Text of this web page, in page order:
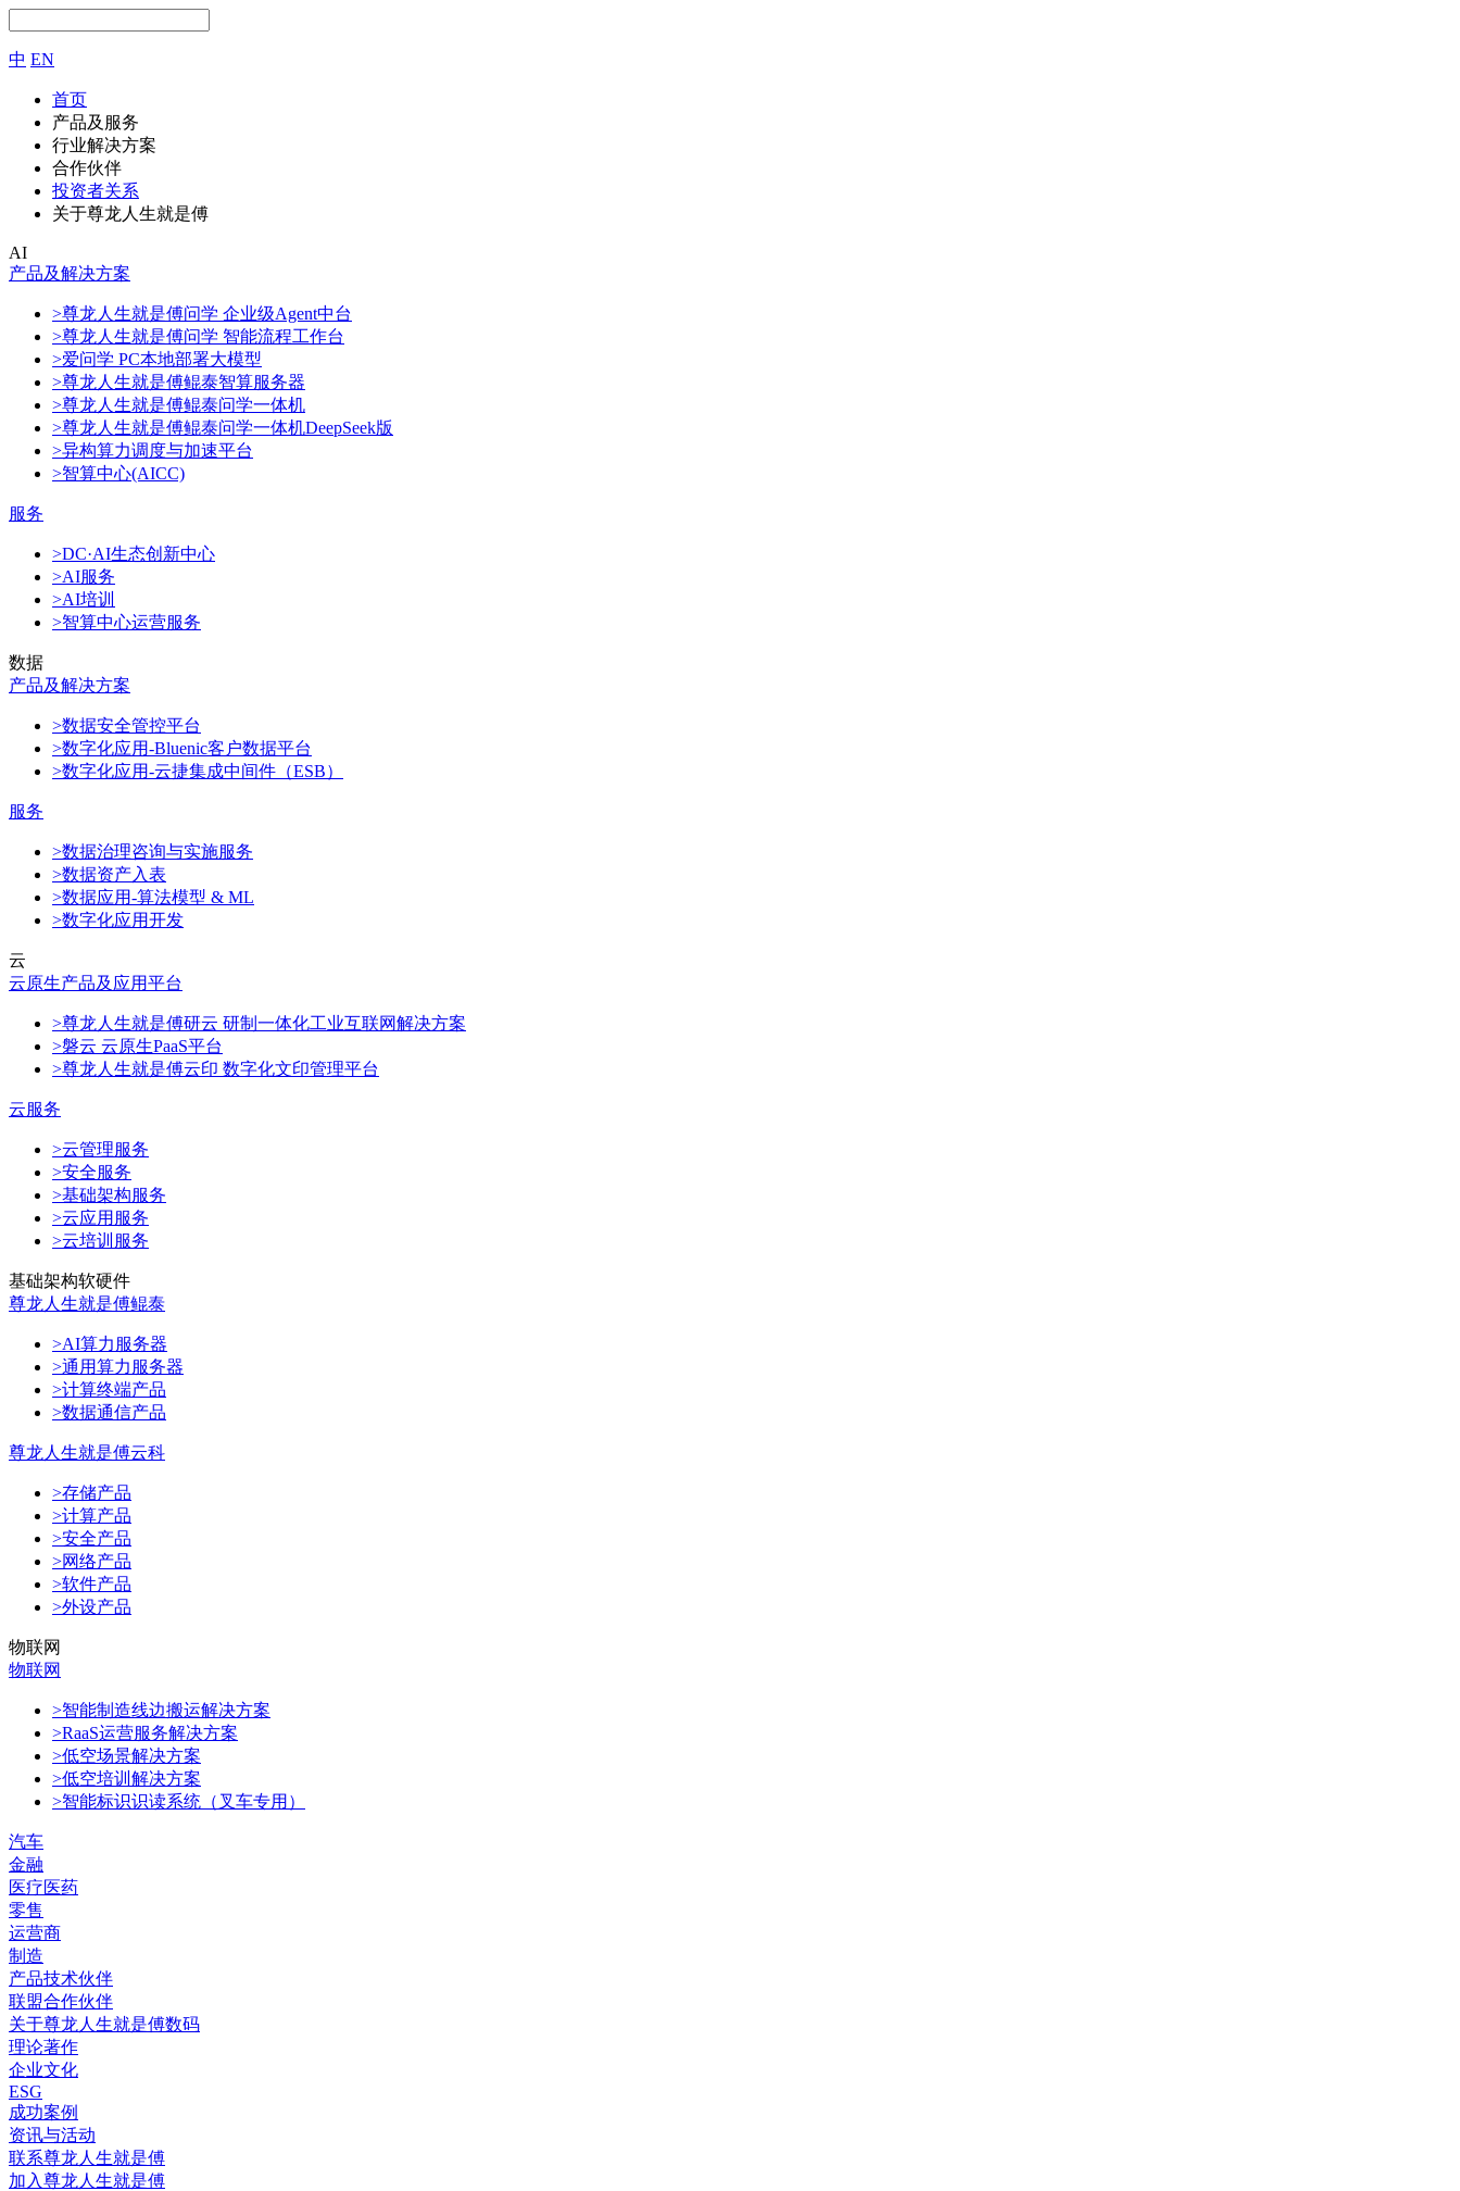
中 EN
首页
产品及服务
行业解决方案
合作伙伴
投资者关系
关于尊龙人生就是傅
AI
产品及解决方案
>尊龙人生就是傅问学 企业级Agent中台
>尊龙人生就是傅问学 智能流程工作台
>爱问学 PC本地部署大模型
>尊龙人生就是傅鲲泰智算服务器
>尊龙人生就是傅鲲泰问学一体机
>尊龙人生就是傅鲲泰问学一体机DeepSeek版
>异构算力调度与加速平台
>智算中心(AICC)
服务
>DC·AI生态创新中心
>AI服务
>AI培训
>智算中心运营服务
数据
产品及解决方案
>数据安全管控平台
>数字化应用-Bluenic客户数据平台
>数字化应用-云捷集成中间件（ESB）
服务
>数据治理咨询与实施服务
>数据资产入表
>数据应用-算法模型 & ML
>数字化应用开发
云
云原生产品及应用平台
>尊龙人生就是傅研云 研制一体化工业互联网解决方案
>磐云 云原生PaaS平台
>尊龙人生就是傅云印 数字化文印管理平台
云服务
>云管理服务
>安全服务
>基础架构服务
>云应用服务
>云培训服务
基础架构软硬件
尊龙人生就是傅鲲泰
>AI算力服务器
>通用算力服务器
>计算终端产品
>数据通信产品
尊龙人生就是傅云科
>存储产品
>计算产品
>安全产品
>网络产品
>软件产品
>外设产品
物联网
物联网
>智能制造线边搬运解决方案
>RaaS运营服务解决方案
>低空场景解决方案
>低空培训解决方案
>智能标识识读系统（叉车专用）
汽车
金融
医疗医药
零售
运营商
制造
产品技术伙伴
联盟合作伙伴
关于尊龙人生就是傅数码
理论著作
企业文化
ESG
成功案例
资讯与活动
联系尊龙人生就是傅
加入尊龙人生就是傅